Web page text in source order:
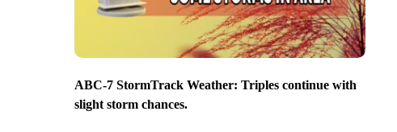
ABC-7 StormTrack Weather: Triples continue with
slight storm chances.